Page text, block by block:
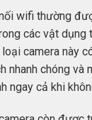
wifi thường
các vật dụng
camera này
nhanh chóng và
ngay cả khi